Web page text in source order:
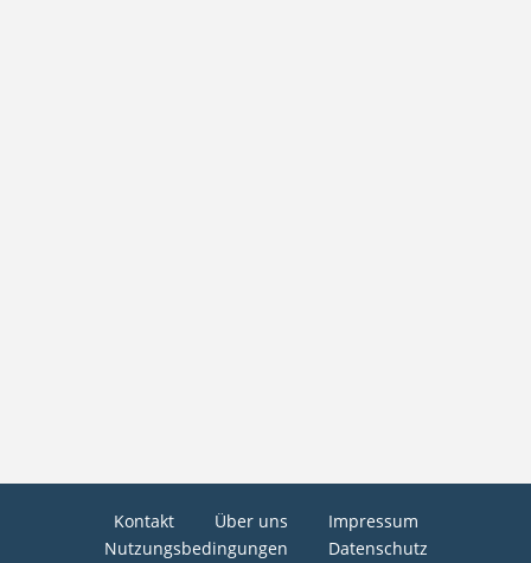
Kontakt Über uns
Impressum
Nutzungsbedingungen
Datenschutz